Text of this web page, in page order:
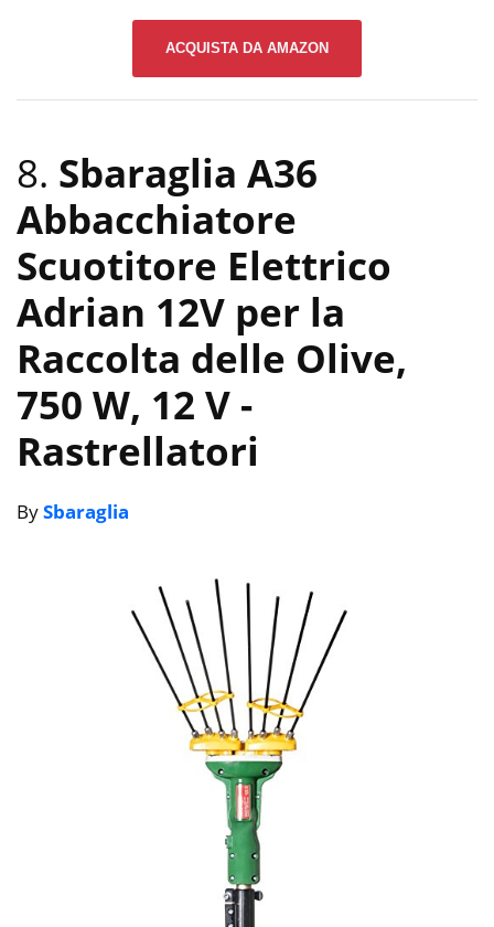
ACQUISTA DA AMAZON
8. Sbaraglia A36
Abbacchiatore
Scuotitore Elettrico
Adrian 12V per la
Raccolta delle Olive,
750 W, 12 V -
Rastrellatori
BySbaraglia